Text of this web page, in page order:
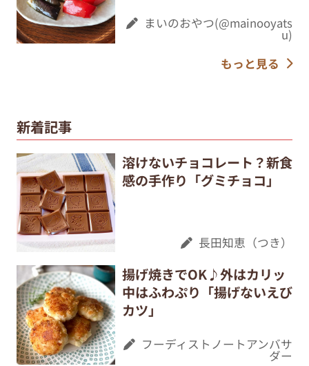
まいのおやつ(@mainooyats
u)
もっと見る
新着記事
溶けないチョコレート？新食
感の手作り「グミチョコ」
長田知恵（つき）
揚げ焼きでOK♪外はカリッ
中はふわぷり「揚げないえび
カツ」
フーディストノートアンバサ
ダー